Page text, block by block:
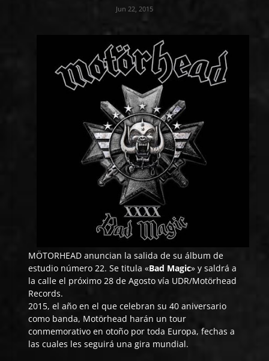
Jun 22, 2015
MÖTORHEAD anuncian la salida de su álbum de
estudio número 22. Se titula «Bad Magic» y saldrá a
la calle el próximo 28 de Agosto vía UDR/Motörhead
Records.
2015, el año en el que celebran su 40 aniversario
como banda, Motörhead harán un tour
conmemorativo en otoño por toda Europa, fechas a
las cuales les seguirá una gira mundial.